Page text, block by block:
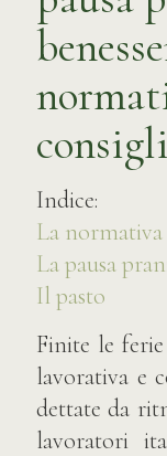
Indice:
La normativa
La pausa
Il pasto
Finite le
lavorativa e
dettate da
lavoratori